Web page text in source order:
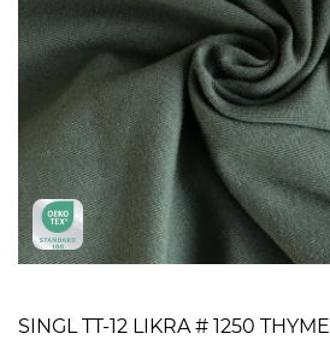
SINGL TT-12 LIKRA # 1250 THYME